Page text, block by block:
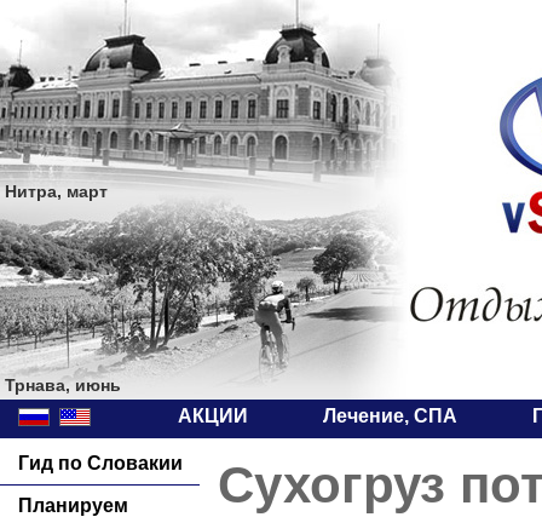
Нитра, март
Трнава, июнь
АКЦИИ Лечение, СПА
Гид по Словакии
Планируем Сухогруз